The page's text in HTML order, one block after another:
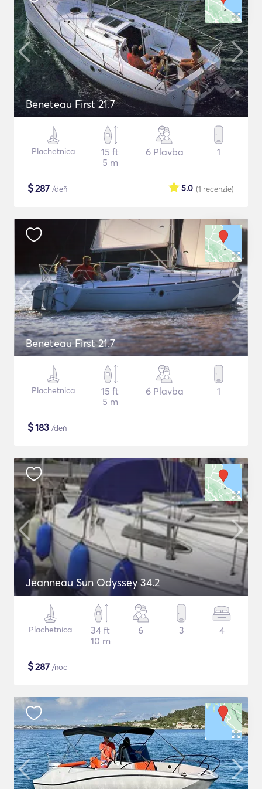
Beneteau First 21.7
Plachetnica
15 ft
5 m
6 Plavba 1
$287 /deň (1 recenzie)
5.0
Beneteau First 21.7
Plachetnica
15 ft
5 m
6 Plavba 1
$183 /deň
Jeanneau Sun Odyssey 34.2
Plachetnica
34 ft
10 m
6 3 4
$287 /noc